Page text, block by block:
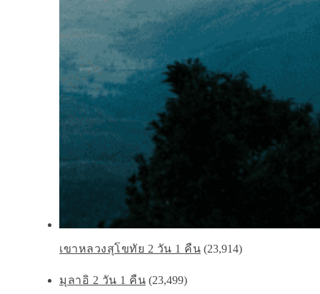
เขาหลวงสุโขทัย 2 วัน 1 คืน (23,914)
มุลาอิ 2 วัน 1 คืน (23,499)